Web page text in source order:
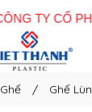
Ghế / Ghế Lùn